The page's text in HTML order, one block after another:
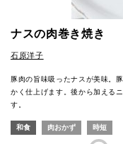
ナスの肉巻き焼き
石原洋子
豚肉の旨味吸ったナスが美味。
かく仕上げます。後から加える
す。
和食 肉おかず 時短